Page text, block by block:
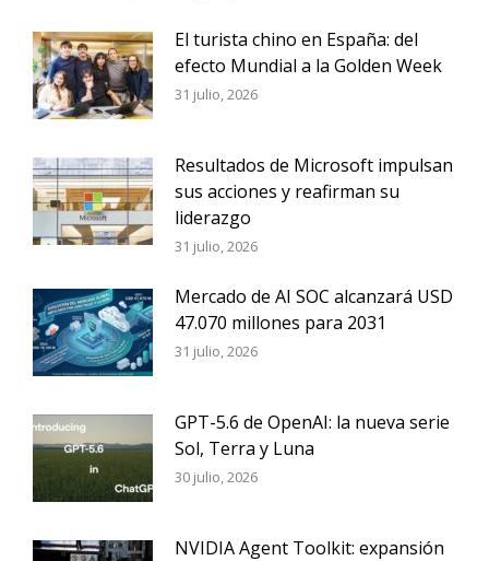
El turista chino en España: del
efecto Mundial a la Golden Week
31 julio, 2026
Resultados de Microsoft impulsan
sus acciones y reafirman su
liderazgo
31 julio, 2026
Mercado de AI SOC alcanzará USD
47.070 millones para 2031
31 julio, 2026
GPT-5.6 de OpenAI: la nueva serie
Sol, Terra y Luna
30 julio, 2026
NVIDIA Agent Toolkit: expansión